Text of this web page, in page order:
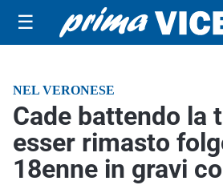
☰
NEL VERONESE
Cade battendo la
esser rimasto
18enne in gravi